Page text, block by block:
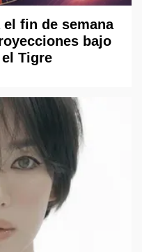
fin de semana
bajo
Tigre